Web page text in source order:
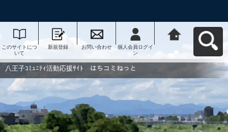
このサイトにつ
いて
新規登録 お問い合わせ
個人会員ログイ
ン
動応援ｻｲﾄ はち
コミねっとへ戻
八王子ｺﾐｭﾆﾃｨ活動応援ｻｲﾄ はちコミねっと